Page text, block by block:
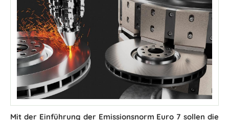
Mit der Einführung der Emissionsnorm Euro 7 sollen die